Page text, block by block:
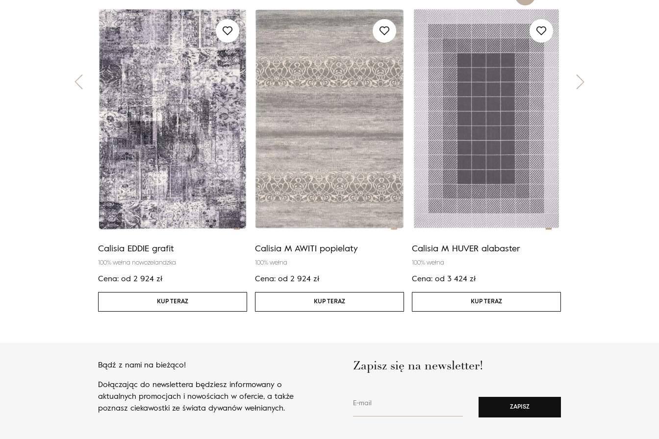
Calisia EDDIE grafit
100% wełna nowozelandzka
Cena: od 2 924 zł
KUP TERAZ
Calisia M AWITI popielaty
100% wełna
Cena: od 2 924 zł
KUP TERAZ
Calisia M HUVER alabaster
100% wełna
Cena: od 3 424 zł
KUP TERAZ
Bądź z nami na bieżąco!
Dołączając do newslettera będziesz informowany o
aktualnych promocjach i nowościach w ofercie, a także
poznasz ciekawostki ze świata dywanów wełnianych.
Zapisz się na newsletter!
E-mail ZAPISZ